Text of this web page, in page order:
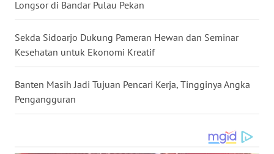
Longsor di Bandar Pulau Pekan
Sekda Sidoarjo Dukung Pameran Hewan dan Seminar
Kesehatan untuk Ekonomi Kreatif
Banten Masih Jadi Tujuan Pencari Kerja, Tingginya Angka
Pengangguran
BALI
WN
KALBAR
WN
KALTENG
KALTARA